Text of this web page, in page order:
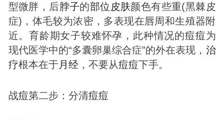
型微胖，后脖子的部位 皮肤颜色有些重(黑棘皮
症)，体毛较为浓密，多表现在唇周和生殖器附
近。育龄期女子较难怀孕，此种情况的痘痘为
现代医学中的“多囊卵巢综合症”的外在表现， 治
疗根本在于月经，不要从痘痘下手。
战痘第二步：分清痘痘